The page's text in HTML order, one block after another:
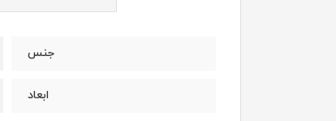
جنس
ابعاد